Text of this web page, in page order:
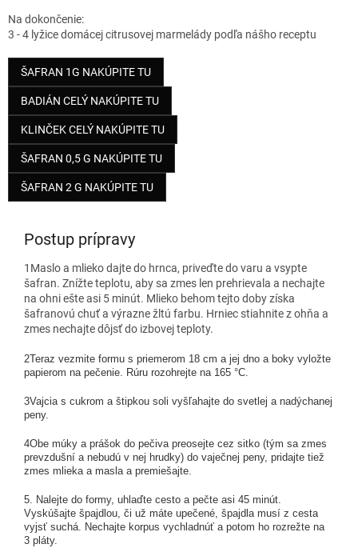
Na dokončenie:
3 - 4 lyžice domácej citrusovej marmelády podľa nášho receptu
ŠAFRAN 1G NAKÚPITE TU
BADIÁN CELÝ NAKÚPITE TU
KLINČEK CELÝ NAKÚPITE TU
ŠAFRAN 0,5 G NAKÚPITE TU
ŠAFRAN 2 G NAKÚPITE TU
Postup prípravy
1 Maslo a mlieko dajte do hrnca, priveďte do varu a vsypte
šafran. Znížte teplotu, aby sa zmes len prehrievala a nechajte
na ohni ešte asi 5 minút. Mlieko behom tejto doby získa
šafranovú chuť a výrazne žltú farbu. Hrniec stiahnite z ohňa a
zmes nechajte dôjsť do izbovej teploty.
2Teraz vezmite formu s priemerom 18 cm a jej dno a boky vyložte
papierom na pečenie. Rúru rozohrejte na 165 °C.
3Vajcia s cukrom a štipkou soli vyšľahajte do svetlej a nadýchanej
peny.
4Obe múky a prášok do pečiva preosejte cez sitko (tým sa zmes
prevzdušní a nebudú v nej hrudky) do vaječnej peny, pridajte tiež
zmes mlieka a masla a premiešajte.
5. Nalejte do formy, uhlaďte cesto a pečte asi 45 minút.
Vyskúšajte špajdlou, či už máte upečené, špajdla musí z cesta
vyjsť suchá. Nechajte korpus vychladnúť a potom ho rozrežte na
3 pláty.